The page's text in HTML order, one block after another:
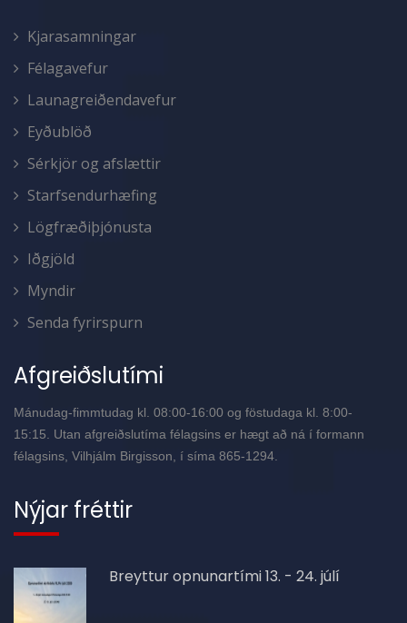
Kjarasamningar
Félagavefur
Launagreiðendavefur
Eyðublöð
Sérkjör og afslættir
Starfsendurhæfing
Lögfræðiþjónusta
Iðgjöld
Myndir
Senda fyrirspurn
Afgreiðslutími
Mánudag-fimmtudag kl. 08:00-16:00 og föstudaga kl. 8:00-
15:15. Utan afgreiðslutíma félagsins er hægt að ná í formann
félagsins, Vilhjálm Birgisson, í síma 865-1294.
Nýjar fréttir
Breyttur opnunartími 13. - 24. júlí